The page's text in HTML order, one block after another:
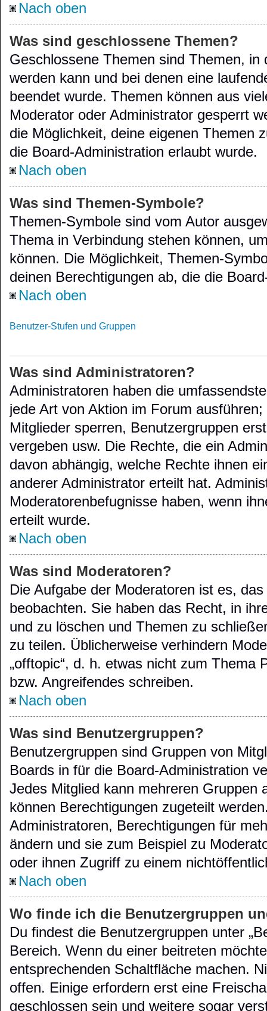
Nach oben
Was sind geschlossene Themen?
Geschlossene Themen sind Themen,
werden kann und bei denen eine
beendet wurde. Themen können aus
Moderator oder Administrator gesperrt
die Möglichkeit, deine eigenen Themen
die Board-Administration erlaubt wurde.
Nach oben
Was sind Themen-Symbole?
Themen-Symbole sind vom Autor
Thema in Verbindung stehen können,
können. Die Möglichkeit, Themen-
deinen Berechtigungen ab, die die
Nach oben
Benutzer-Stufen und Gruppen
Was sind Administratoren?
Administratoren haben die
jede Art von Aktion im Forum
Mitglieder sperren, Benutzergruppen
vergeben usw. Die Rechte, die ein
davon abhängig, welche Rechte ihnen
anderer Administrator erteilt hat.
Moderatorenbefugnisse haben, wenn
erteilt wurde.
Nach oben
Was sind Moderatoren?
Die Aufgabe der Moderatoren ist es,
beobachten. Sie haben das Recht, in
und zu löschen und Themen zu
zu teilen. Üblicherweise verhindern
„offtopic“, d. h. etwas nicht zum Thema
bzw. Angreifendes schreiben.
Nach oben
Was sind Benutzergruppen?
Benutzergruppen sind Gruppen von
Boards in für die Board-Administration
Jedes Mitglied kann mehreren Gruppen
können Berechtigungen zugeteilt
Administratoren, Berechtigungen für
ändern und sie zum Beispiel zu
oder ihnen Zugriff zu einem
Nach oben
Wo finde ich die Benutzergruppen
Du findest die Benutzergruppen unter
Bereich. Wenn du einer beitreten
entsprechenden Schaltfläche machen.
offen. Einige erfordern erst eine
geschlossen sein und weitere sogar